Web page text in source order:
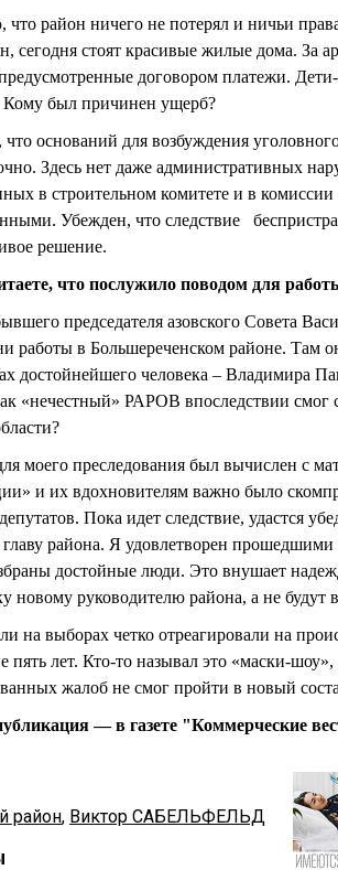
что район ничего не потерял и ничьи
сегодня стоят красивые жилые дома. За
договором платежи.
Кому был причинен ущерб?
что оснований для возбуждения
Здесь нет даже административных
в строительном комитете и в
Убежден, что следствие
решение.
что послужило поводом для
председателя азовского Совета
работы в Большереченском районе. Там
достойнейшего человека – Владимира
«нечестный» РАРОВ впоследствии смог
моего преследования был вычислен с
и их вдохновителям важно было
Пока идет следствие, удастся
главу района. Я удовлетворен
достойные люди. Это внушает
новому руководителю района, а не будут
на выборах четко отреагировали на
пять лет. Кто-то называл это «маски-
жалоб не смог пройти в новый
— в газете "Коммерческие
район, Виктор САБЕЛЬФЕЛЬД